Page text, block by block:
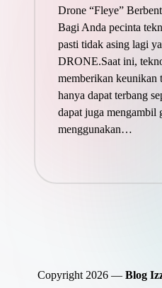
Drone “Fleye”
Bagi Anda pecinta
pasti tidak asing lagi
DRONE.Saat ini,
memberikan keunikan
hanya dapat terbang
dapat juga mengambil
menggunakan…
Copyright 2026 — Blog